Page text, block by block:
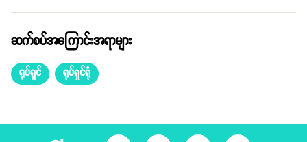
ဆက်စပ်အကြောင်းအရာများ
ရုပ်ရှင် ရုပ်ရှင်ရုံ